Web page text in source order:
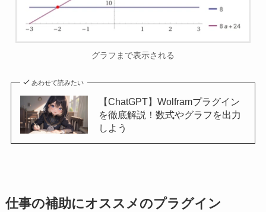
グラフまで表示される
あわせて読みたい
【ChatGPT】Wolframプラグイン
を徹底解説！数式やグラフを出力
しよう
仕事の補助にオススメのプラグイン